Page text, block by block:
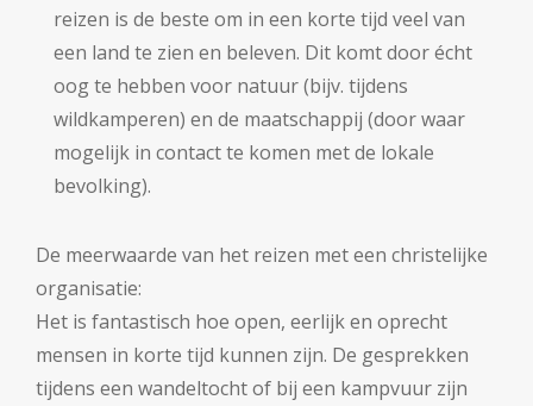
reizen is de beste om in een korte tijd veel van
een land te zien en beleven. Dit komt door écht
oog te hebben voor natuur (bijv. tijdens
wildkamperen) en de maatschappij (door waar
mogelijk in contact te komen met de lokale
bevolking).
De meerwaarde van het reizen met een christelijke
organisatie:
Het is fantastisch hoe open, eerlijk en oprecht
mensen in korte tijd kunnen zijn. De gesprekken
tijdens een wandeltocht of bij een kampvuur zijn